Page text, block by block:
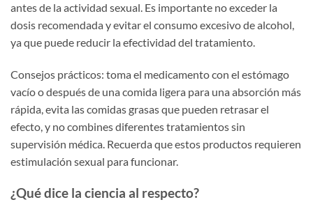
antes de la actividad sexual. Es importante no exceder la
dosis recomendada y evitar el consumo excesivo de alcohol,
ya que puede reducir la efectividad del tratamiento.
Consejos prácticos: toma el medicamento con el estómago
vacío o después de una comida ligera para una absorción más
rápida, evita las comidas grasas que pueden retrasar el
efecto, y no combines diferentes tratamientos sin
supervisión médica. Recuerda que estos productos requieren
estimulación sexual para funcionar.
¿Qué dice la ciencia al respecto?